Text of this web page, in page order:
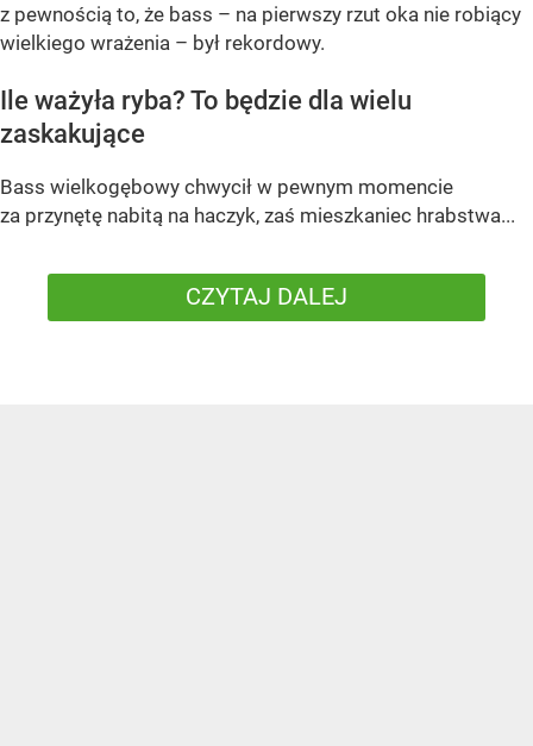
z pewnością to, że bass – na pierwszy rzut oka nie robiący
wielkiego wrażenia – był rekordowy.
Ile ważyła ryba? To będzie dla wielu
zaskakujące
Bass wielkogębowy chwycił w pewnym momencie
za przynętę nabitą na haczyk, zaś mieszkaniec hrabstwa...
CZYTAJ DALEJ